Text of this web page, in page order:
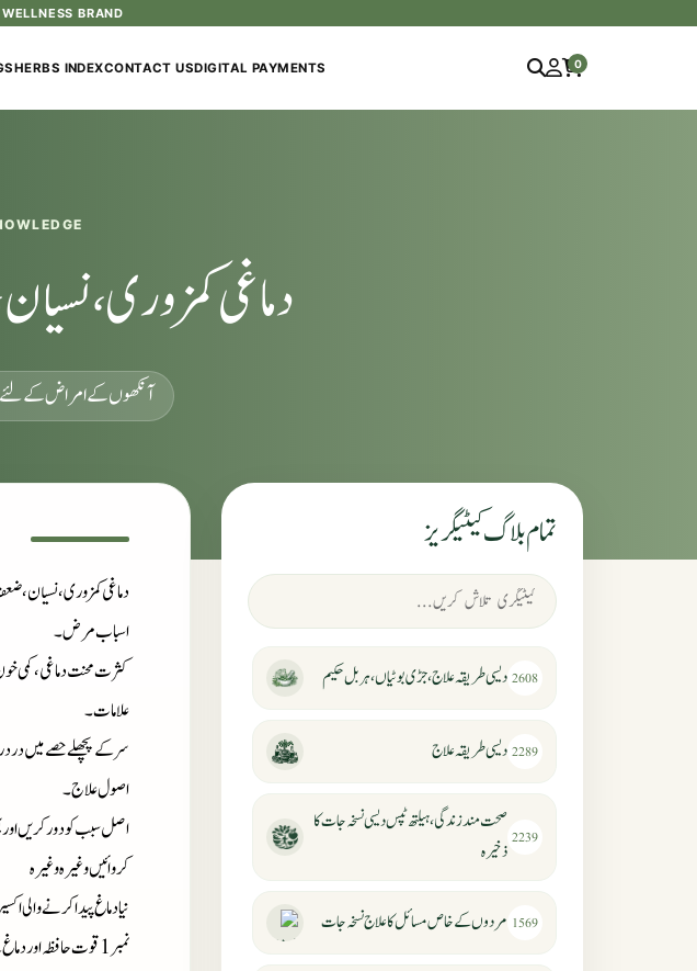
BRAND
HERBS INDEXCONTACT USDIGITAL PAYMENTS 0
دماغی کمزوری،
آنکھوں کے امراض کےلئے
دماغی کمزوری، نسیان،
اسباب مرض۔
کثرت محنت دماغی، کمی
علامات۔
سرکے پچھلے حصے میں درد
اصول علاج۔
اصل سبب کو دور کریں اور
کروائیں وغیرہ وغیرہ
نیادماغ پیدا کرنے والی
نمبر1 قوت حافظہ اور
تمام بلاگ کیٹیگریز
2608 دیسی طریقہ علاج، جڑی بوٹیاں، ہربل حکیم
2289 دیسی طریقہ علاج
2239
صحت مند زندگی، ہیلتھ ٹپس دیسی نسخہ جات کا
ذخیرہ
1569 مردوں کے خاص مسائل کا علاج نسخہ جات